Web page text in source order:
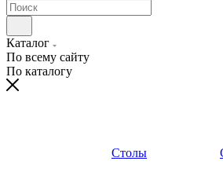
Каталог
По всему сайту
По каталогу
Столы